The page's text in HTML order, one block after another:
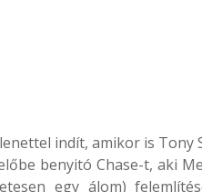
indít, amikor is
benyitó Chase-t, aki
egy álom)